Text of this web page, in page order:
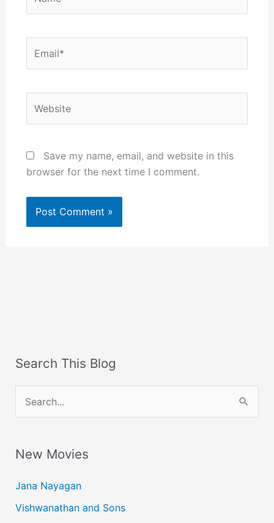
Save my name, email, and website in this
browser for the next time I comment.
Search This Blog
e
r
h
f
New Movies
Jana Nayagan
Vishwanathan and Sons